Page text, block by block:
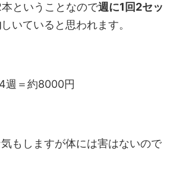
ということなので週に1回2セッ
しいていると思われます。
週＝約8000円
もしますが体には害はないので